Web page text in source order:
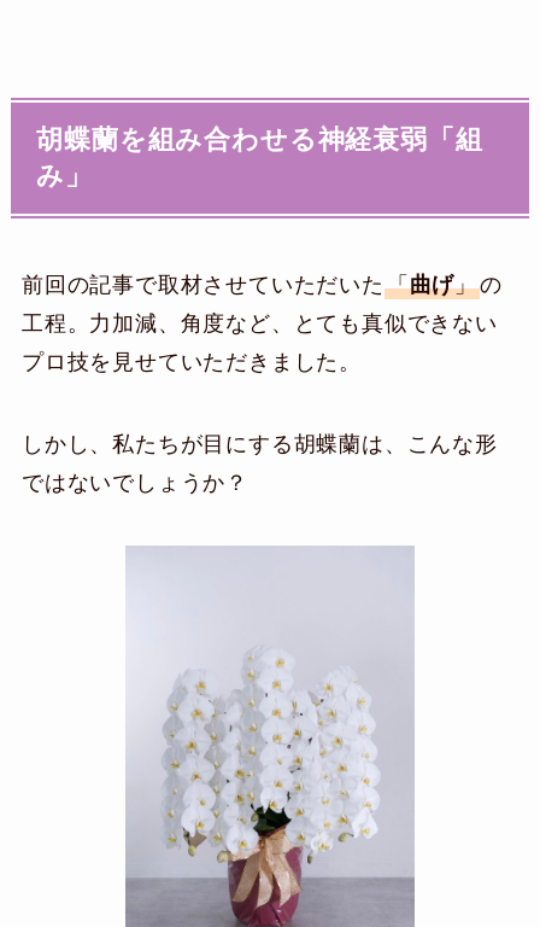
胡蝶蘭を組み合わせる神経衰弱「組
み」
前回の記事で取材させていただいた 「曲げ」の
工程。力加減、角度など、とても真似できない
プロ技を見せていただきました。
しかし、私たちが目にする胡蝶蘭は、こんな形
ではないでしょうか？